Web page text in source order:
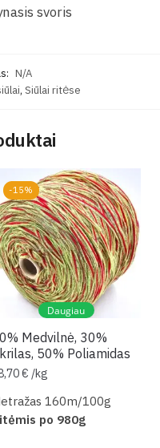
svoris
N/A
, Siūlai ritėse
-15%
Daugiau
Medvilnė, 30%
50% Poliamidas
€ /kg
160m/100g
po 980g